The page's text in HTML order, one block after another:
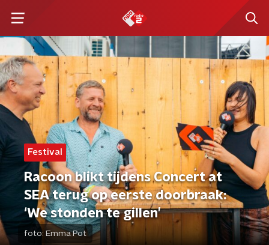
Festival
Racoon blikt tijdens Concert at
SEA terug op eerste doorbraak:
‘We stonden te gillen’
foto: Emma Pot